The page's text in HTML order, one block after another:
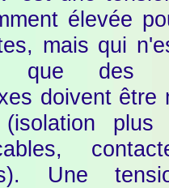
élevée
mais qui
que des
doivent être
plus
Une